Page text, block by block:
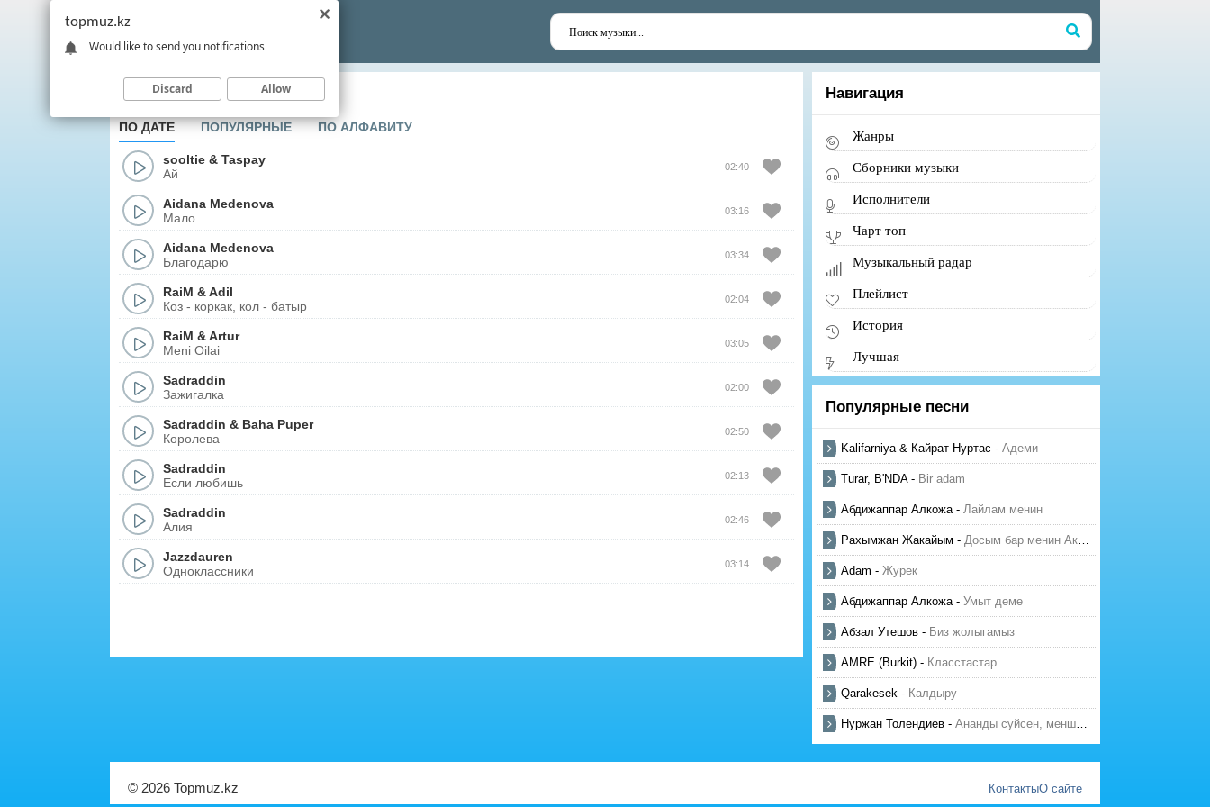
rus Поп
ПО ДАТЕ ПОПУЛЯРНЫЕ ПО АЛФАВИТУ
sooltie & Taspay
Ай
02:40
Aidana Medenova
Мало
03:16
Aidana Medenova
Благодарю
03:34
RaiM &Adil
Коз - коркак, кол - батыр
02:04
RaiM &Artur
Meni Oilai
03:05
Sadraddin
Зажигалка
02:00
Sadraddin & Baha Puper
Королева
02:50
Sadraddin
Если любишь
02:13
Sadraddin
Алия
02:46
Jazzdauren
Одноклассники
03:14
Навигация
Жанры
Сборники музыки
Исполнители
Чарт топ
Музыкальный радар
Плейлист
История
Лучшая
Популярные песни
Kalifarniya & Кайрат Нуртас - Адеми
Turar, B'NDA- Bir adam
Абдижаппар Алкожа- Лайлам менин
Рахымжан Жакайым - Досым бар менин Актауда
Adam - Журек
Абдижаппар Алкожа- Умыт деме
Абзал Утешов - Биз жолыгамыз
AMRE (Burkit) - Класстастар
Qarakesek - Калдыру
Нуржан Толендиев - Ананды суйсен, менше суй
© 2026 Topmuz.kz КонтактыО сайте
topmuz.kz
Would like to send you notifications
Discard Allow